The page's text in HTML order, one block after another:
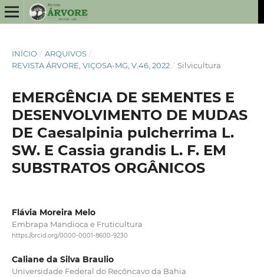
INÍCIO / ARQUIVOS /
REVISTA ÁRVORE, VIÇOSA-MG, V.46, 2022 / Silvicultura
EMERGÊNCIA DE SEMENTES E
DESENVOLVIMENTO DE MUDAS
DE Caesalpinia pulcherrima L.
SW. E Cassia grandis L. F. EM
SUBSTRATOS ORGÂNICOS
Flávia Moreira Melo
Embrapa Mandioca e Fruticultura
https://orcid.org/0000-0001-8600-9230
Caliane da Silva Braulio
Universidade Federal do Recôncavo da Bahia